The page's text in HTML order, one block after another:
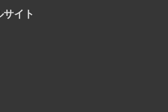
イト